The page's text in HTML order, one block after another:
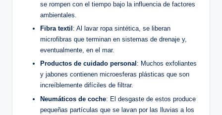
se rompen con el tiempo bajo la influencia de factores
ambientales.
Fibra textil : Al lavar ropa sintética, se liberan
microfibras que terminan en sistemas de ​drenaje y,
eventualmente, en⁢ el mar.
Productos de cuidado personal : Muchos exfoliantes
y jabones contienen microesferas⁤ plásticas‌ que son
increíblemente difíciles de ‍filtrar.
Neumáticos de coche: El desgaste‍ de estos produce
pequeñas partículas que se lavan por las lluvias a⁤ los